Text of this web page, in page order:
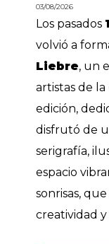
03/08/2026
Los pasados
volvió a
Liebre, un
artistas de la
edición,
disfrutó de
serigrafía,
espacio
sonrisas,
creatividad